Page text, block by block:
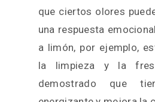
que ciertos olores
una respuesta
a limón, por ejemplo,
la limpieza y la
demostrado que